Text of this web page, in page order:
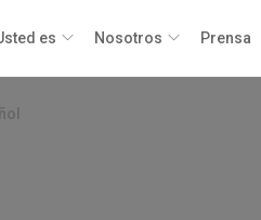
es Nosotros Prensa